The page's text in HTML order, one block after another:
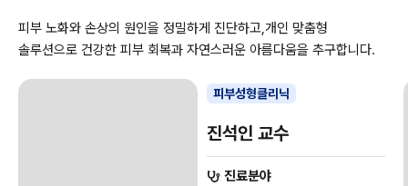
피부 노화와 손상의 원인을 정밀하게 진단하고,개인 맞춤형
솔루션으로 건강한 피부 회복과 자연스러운 아름다움을 추구합니다.
피부성형클리닉
진석인 교수
진료분야